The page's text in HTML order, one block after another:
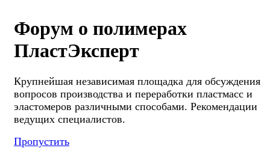
Форум о полимерах
ПластЭксперт
Крупнейшая независимая площадка для обсуждения
вопросов производства и переработки пластмасс и
эластомеров различными способами. Рекомендации
ведущих специалистов.
Пропустить